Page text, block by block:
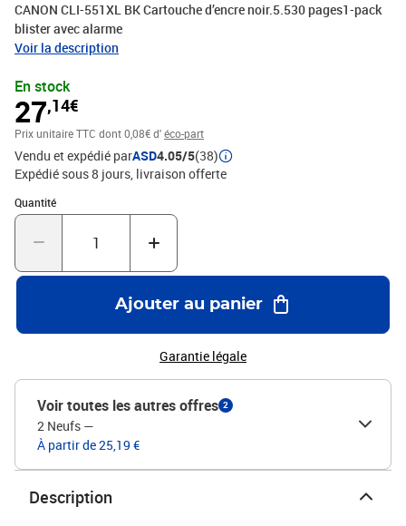
CANON CLI-551XL BK Cartouche d’encre noir.5.530 pages1-pack
blister avec alarme
Voir la description
En stock
27,14€
Prix unitaire TTC dont 0,08€ d'éco-part
Vendu et expédié parASD4.05/5(38)
Expédié sous 8 jours livraison offerte
Quantité
Quantité : 1
Ajouter au panier
Garantie légale
Voir toutes les autres offres 2
2 Neufs —
À partir de 25,19 €
Description